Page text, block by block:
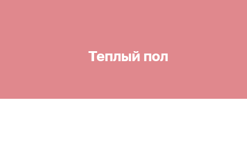
Теплый пол